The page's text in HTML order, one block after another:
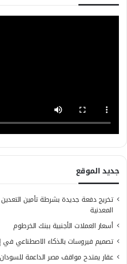
جديد الموقع
تخريج دفعة جديدة بشرطة تأمين التعدين
المعدنية
أسعار العملات الأجنبية ببنك الخرطوم
تصميم فيروسات بالذكاء الاصطناعي في
عقار يمتدح مواقف مصر الداعمة